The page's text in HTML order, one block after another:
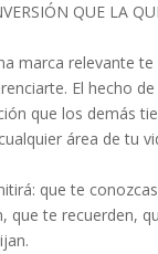
QUE LA
marca relevante
El hecho
que los demás
área de tu
que te
que te recuerden,